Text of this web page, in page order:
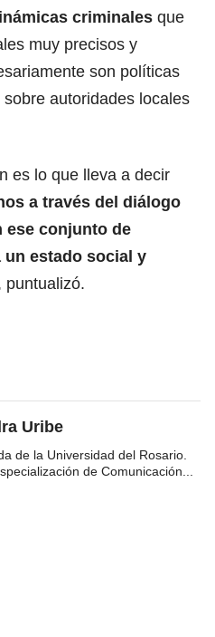
criminales que
muy precisos y
son políticas
autoridades locales
es lo que lleva a decir
a través del diálogo
ese conjunto de
estado social y
puntualizó.
Uribe
de la Universidad del Rosario.
de Comunicación